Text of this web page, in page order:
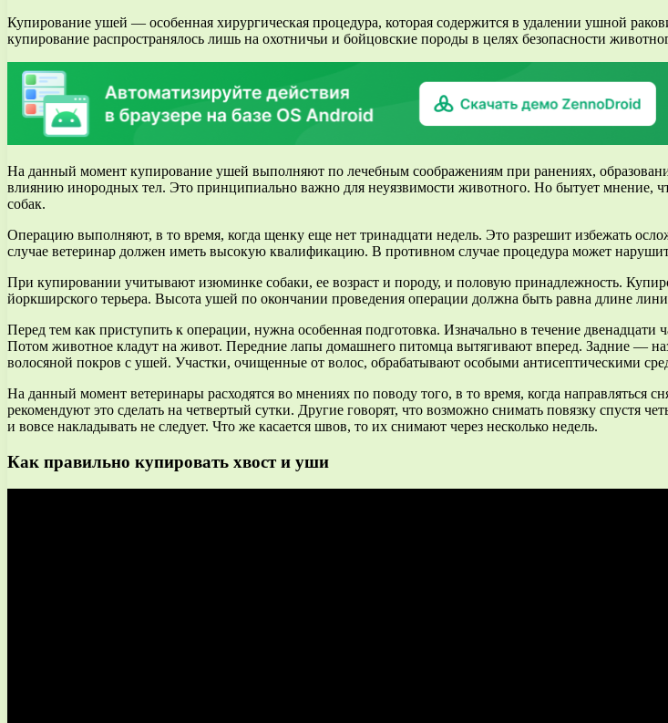
Купирование ушей — особенная хирургическая процедура, которая содержится в удалении ушной
купирование распространялось лишь на охотничьи и бойцовские породы в целях безопасности
На данный момент купирование ушей выполняют по лечебным соображениям при ранениях,
влиянию инородных тел. Это принципиально важно для неуязвимости животного. Но бытует мнение,
собак.
Операцию выполняют, в то время, когда щенку еще нет тринадцати недель. Это разрешит избежать
случае ветеринар должен иметь высокую квалификацию. В противном случае процедура может
При купировании учитывают изюминке собаки, ее возраст и породу, и половую принадлежность.
йоркширского терьера. Высота ушей по окончании проведения операции должна быть равна длине
Перед тем как приступить к операции, нужна особенная подготовка. Изначально в течение
Потом животное кладут на живот. Передние лапы домашнего питомца вытягивают вперед. Задние —
волосяной покров с ушей. Участки, очищенные от волос, обрабатывают особыми антисептическими
На данный момент ветеринары расходятся во мнениях по поводу того, в то время, когда
рекомендуют это сделать на четвертый сутки. Другие говорят, что возможно снимать повязку спустя
и вовсе накладывать не следует. Что же касается швов, то их снимают через несколько недель.
Как правильно купировать хвост и уши